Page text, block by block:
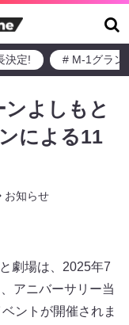
決定! # M-1グラン
よしもと
による11
お知らせ
劇場は、2025年7
アニバーサリー当
ントが開催されま